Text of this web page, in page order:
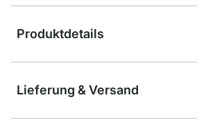
Produktdetails
Lieferung & Versand